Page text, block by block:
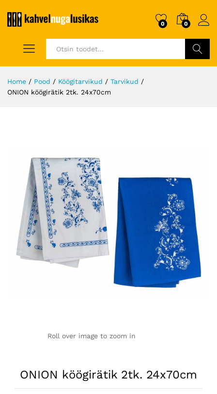
0 0
Home / Pood / Köögitarvikud / Tarvikud /
ONION köögirätik 2tk. 24x70cm
Roll over image to zoom in
ONION köögirätik 2tk. 24x70cm